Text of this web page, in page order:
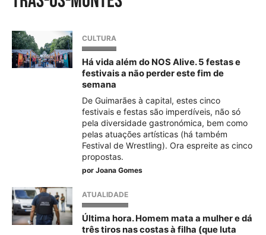
CULTURA
Há vida além do NOS Alive. 5 festas e
festivais a não perder este fim de
semana
De Guimarães à capital, estes cinco
festivais e festas são imperdíveis, não só
pela diversidade gastronómica, bem como
pelas atuações artísticas (há também
Festival de Wrestling). Ora espreite as cinco
propostas.
por Joana Gomes
ATUALIDADE
Última hora. Homem mata a mulher e dá
três tiros nas costas à filha (que luta